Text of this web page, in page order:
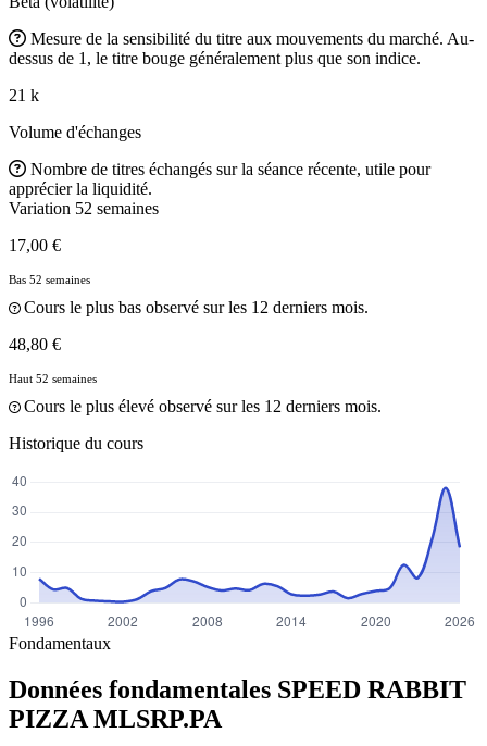
Mesure de la sensibilité du titre aux mouvements du marché. Au-
dessus de 1, le titre bouge généralement plus que son indice.
21 k
Volume d'échanges
Nombre de titres échangés sur la séance récente, utile pour
apprécier la liquidité.
Variation 52 semaines
17,00 €
Bas 52 semaines
Cours le plus bas observé sur les 12 derniers mois.
48,80 €
Haut 52 semaines
Cours le plus élevé observé sur les 12 derniers mois.
Historique du cours
Fondamentaux
Données fondamentales SPEED RABBIT
PIZZA MLSRP.PA